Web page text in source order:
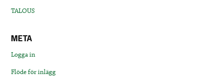
TALOUS
META
Logga in
Flöde för inlägg